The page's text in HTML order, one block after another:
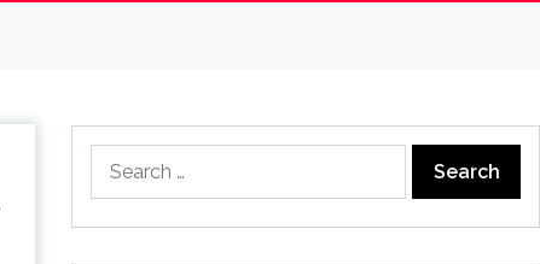
for: